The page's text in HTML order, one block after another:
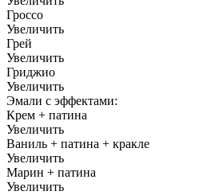
Гроссо
Увеличить
Грей
Увеличить
Гриджио
Увеличить
Эмали с эффектами:
Крем + патина
Увеличить
Ваниль + патина + кракле
Увеличить
Марин + патина
Увеличить